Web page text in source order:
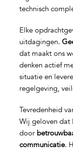
technisch
Elke
uitdagingen.
dat maakt ons
denken actief
situatie en
regelgeving,
Tevredenheid
Wij geloven dat
door
communicatie.